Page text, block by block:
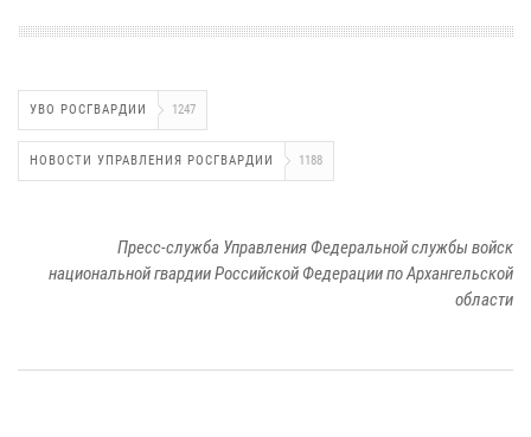
УВО РОСГВАРДИИ 1247
НОВОСТИ УПРАВЛЕНИЯ РОСГВАРДИИ 1188
Пресс-служба Управления Федеральной службы войск
национальной гвардии Российской Федерации по Архангельской
области